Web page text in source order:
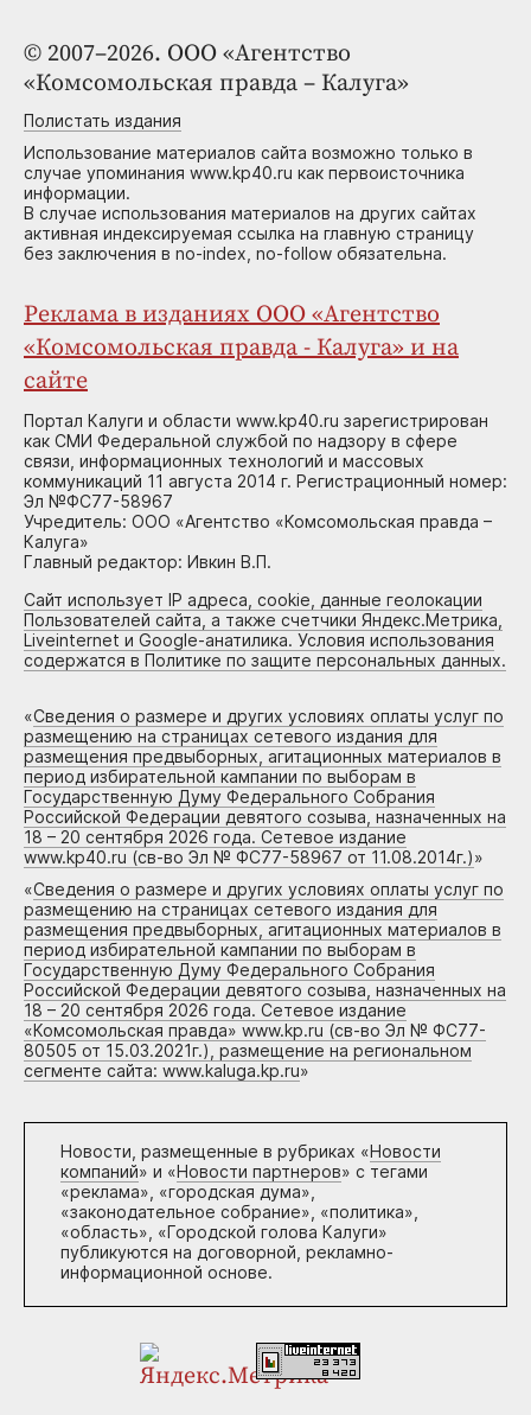
© 2007–2026. ООО «Агентство
«Комсомольская правда – Калуга»
Полистать издания
Использование материалов сайта возможно только в
случае упоминания www.kp40.ru как первоисточника
информации.
В случае использования материалов на других сайтах
активная индексируемая ссылка на главную страницу
без заключения в no-index, no-follow обязательна.
Реклама в изданиях ООО «Агентство
«Комсомольская правда - Калуга» и на
сайте
Портал Калуги и области www.kp40.ru зарегистрирован
как СМИ Федеральной службой по надзору в сфере
связи, информационных технологий и массовых
коммуникаций 11 августа 2014 г. Регистрационный номер:
Эл №ФС77-58967
Учредитель: ООО «Агентство «Комсомольская правда –
Калуга»
Главный редактор: Ивкин В.П.
Сайт использует IP адреса, cookie, данные геолокации
Пользователей сайта, а также счетчики Яндекс.Метрика,
Liveinternet и Google-анатилика. Условия использования
содержатся в Политике по защите персональных данных.
«Сведения о размере и других условиях оплаты услуг по
размещению на страницах сетевого издания для
размещения предвыборных, агитационных материалов в
период избирательной кампании по выборам в
Государственную Думу Федерального Собрания
Российской Федерации девятого созыва, назначенных на
18 – 20 сентября 2026 года. Сетевое издание
www.kp40.ru (св-во Эл № ФС77-58967 от 11.08.2014г.)»
«Сведения о размере и других условиях оплаты услуг по
размещению на страницах сетевого издания для
размещения предвыборных, агитационных материалов в
период избирательной кампании по выборам в
Государственную Думу Федерального Собрания
Российской Федерации девятого созыва, назначенных на
18 – 20 сентября 2026 года. Сетевое издание
«Комсомольская правда» www.kp.ru (св-во Эл № ФС77-
80505 от 15.03.2021г.), размещение на региональном
сегменте сайта: www.kaluga.kp.ru»
Новости, размещенные в рубриках «Новости
компаний» и «Новости партнеров» с тегами
«реклама», «городская дума»,
«законодательное собрание», «политика»,
«область», «Городской голова Калуги»
публикуются на договорной, рекламно-
информационной основе.